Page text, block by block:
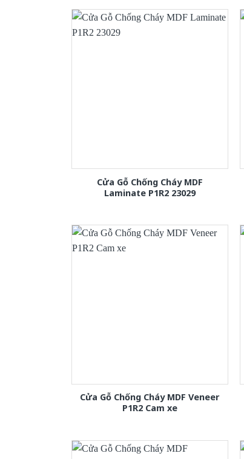
Cửa Gỗ Chống Cháy MDF
Laminate P1R2 23029
Cửa Gỗ Chống Cháy MDF Veneer
P1R2 Cam xe